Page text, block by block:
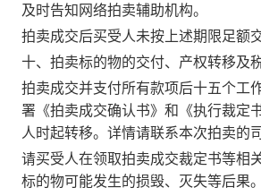
及时告知网络拍卖辅助机构。
拍卖成交后买受人未按上述期限足额
十、拍卖标的物的交付、产权转移及
拍卖成交并支付所有款项后十五个工
署《拍卖成交确认书》和《执行裁定
人时起转移。详情请联系本次拍卖的
请买受人在领取拍卖成交裁定书等相
标的物可能发生的损毁、灭失等后果。